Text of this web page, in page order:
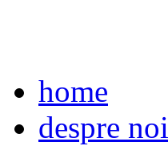
home
despre noi